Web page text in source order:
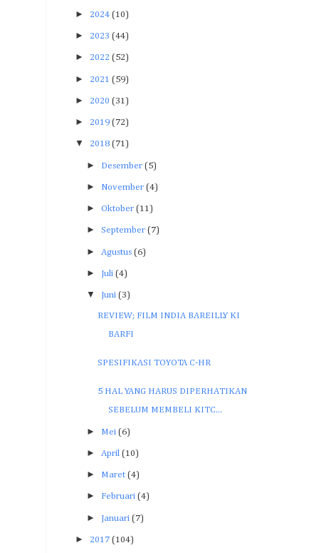
► 2024 (10)
► 2023 (44)
► 2022 (52)
► 2021 (59)
► 2020 (31)
► 2019 (72)
▼ 2018 (71)
► Desember (5)
► November (4)
► Oktober (11)
► September (7)
► Agustus (6)
► Juli (4)
▼ Juni (3)
REVIEW; FILM INDIA BAREILLY KI
BARFI
SPESIFIKASI TOYOTA C-HR
5 HAL YANG HARUS DIPERHATIKAN
SEBELUM MEMBELI KITC...
► Mei (6)
► April (10)
► Maret (4)
► Februari (4)
► Januari (7)
► 2017 (104)